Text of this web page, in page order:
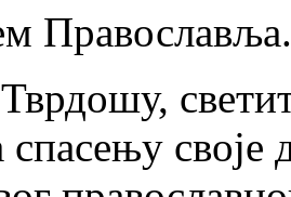
Православља.
спасењу